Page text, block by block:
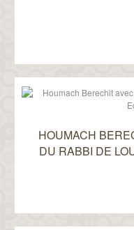
HOUMACH
DU RABBI DE